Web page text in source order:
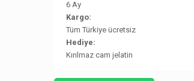
6 Ay
Kargo:
Tüm Türkiye ücretsiz
Hediye:
Kırılmaz cam jelatin